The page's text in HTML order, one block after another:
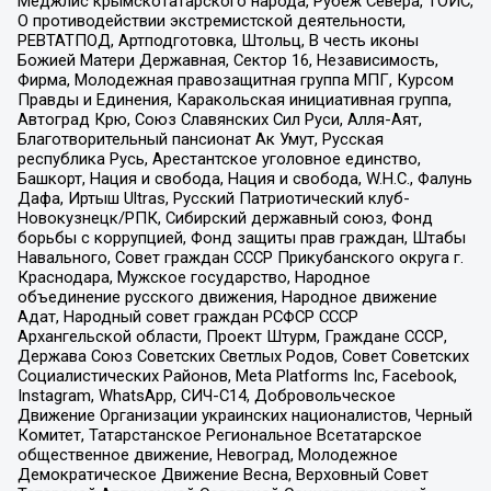
О противодействии экстремистской деятельности,
РЕВТАТПОД, Артподготовка, Штольц, В честь иконы
Божией Матери Державная, Сектор 16, Независимость,
Фирма, Молодежная правозащитная группа МПГ, Курсом
Правды и Единения, Каракольская инициативная группа,
Автоград Крю, Союз Славянских Сил Руси, Алля-Аят,
Благотворительный пансионат Ак Умут, Русская
республика Русь, Арестантское уголовное единство,
Башкорт, Нация и свобода, Нация и свобода, W.H.С., Фалунь
Дафа, Иртыш Ultras, Русский Патриотический клуб-
Новокузнецк/РПК, Сибирский державный союз, Фонд
борьбы с коррупцией, Фонд защиты прав граждан, Штабы
Навального, Совет граждан СССР Прикубанского округа г.
Краснодара, Мужское государство, Народное
объединение русского движения, Народное движение
Адат, Народный совет граждан РСФСР СССР
Архангельской области, Проект Штурм, Граждане СССР,
Держава Союз Советских Светлых Родов, Совет Советских
Социалистических Районов, Meta Platforms Inc, Facebook,
Instagram, WhatsApp, СИЧ-С14, Добровольческое
Движение Организации украинских националистов, Черный
Комитет, Татарстанское Региональное Всетатарское
общественное движение, Невоград, Молодежное
Демократическое Движение Весна, Верховный Совет